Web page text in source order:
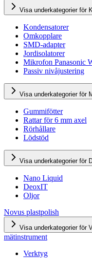
Visa underkategorier för
Kondensatorer
Omkopplare
SMD-adapter
Jordisolatorer
Mikrofon Panasonic
Passiv nivåjustering
Visa underkategorier för
Gummifötter
Rattar för 6 mm axel
Rörhållare
Lödstöd
Visa underkategorier för
Nano Liquid
DeoxIT
Oljor
Novus plastpolish
Visa underkategorier för
mätinstrument
Verktyg